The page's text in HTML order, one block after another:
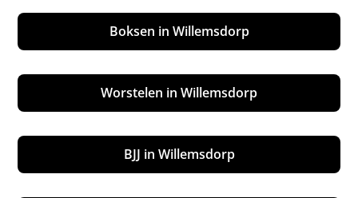
Boksen in Willemsdorp
Worstelen in Willemsdorp
BJJ in Willemsdorp